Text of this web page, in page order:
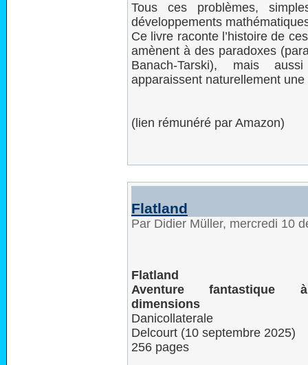
Tous ces problèmes,
développements
Ce livre raconte l’histoire de
amènent à des paradoxes
Banach-Tarski), mais
apparaissent naturellement
(lien rémunéré par Amazon)
Flatland
Par Didier Müller, mercredi 10
Flatland
Aventure fantastique
dimensions
Danicollaterale
Delcourt (10 septembre 2025)
256 pages